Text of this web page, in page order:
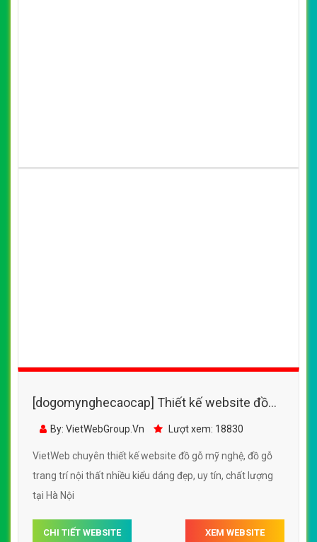
[dogomynghecaocap] Thiết kế website đồ
gỗ mỹ nghệ, đồ gỗ trang trí nội thất nhiều
By: VietWebGroup.Vn Lượt xem: 18830
VietWeb chuyên thiết kế website đồ gỗ mỹ nghệ, đồ gỗ
trang trí nội thất nhiều kiểu dáng đẹp, uy tín, chất lượng
tại Hà Nội
CHI TIẾT WEBSITE XEM WEBSITE